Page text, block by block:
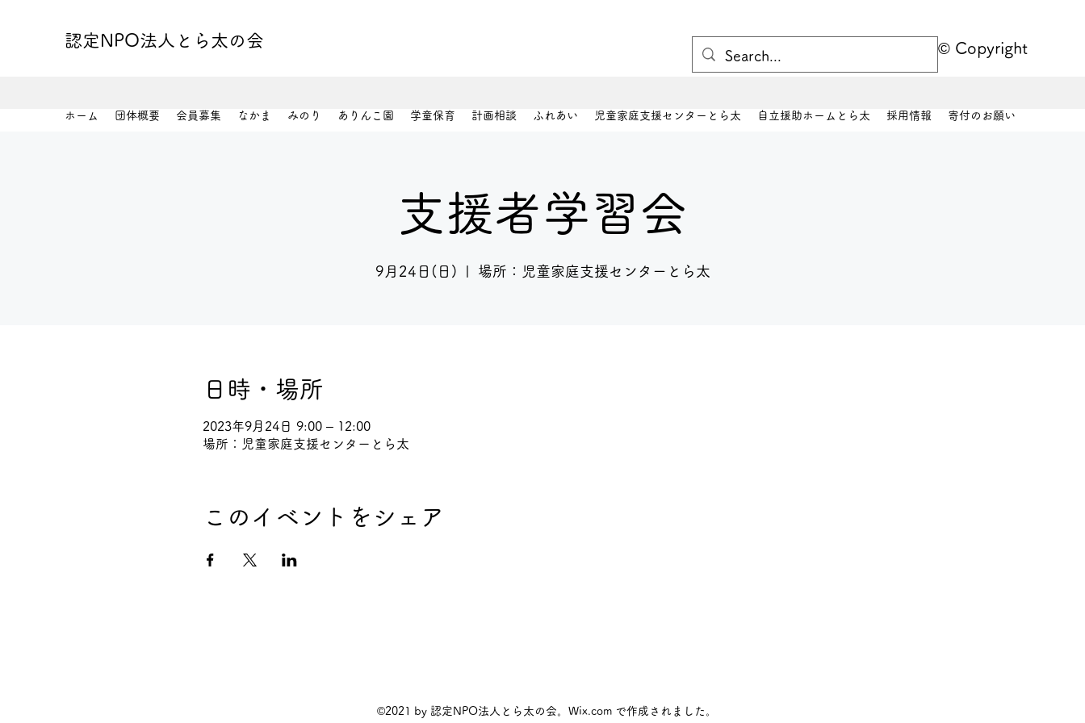
認定NPO法人とら太の会
ホーム 団体概要 会員募集 なかま みのり ありんこ園 学童保育 計画相談 ふれあい 児童家庭支援センターとら太 自立援助ホームとら太 採用情報 寄付のお願い
© Copyright
支援者学習会
9月24日(日) 場所：児童家庭支援センターとら太
日時・場所
2023年9月24日 9:00 – 12:00
場所：児童家庭支援センターとら太
このイベントをシェア
©2021 by 認定NPO法人とら太の会。Wix.com で作成されました。